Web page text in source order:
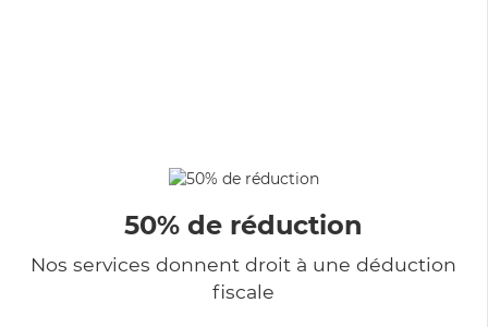
50% de réduction
Nos services donnent droit à une déduction
fiscale